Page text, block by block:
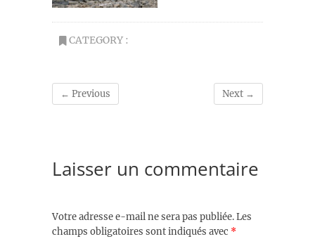
CATEGORY :
← Previous Next →
Laisser un commentaire
Votre adresse e-mail ne sera pas publiée.Les
champs obligatoires sont indiqués avec *